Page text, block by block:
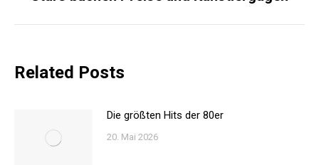
Related Posts
Die größten Hits der 80er
20. Mai 2026